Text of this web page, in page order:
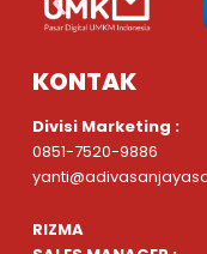
KONTAK
Divisi Marketing :
0851-7520-9886
RIZMA